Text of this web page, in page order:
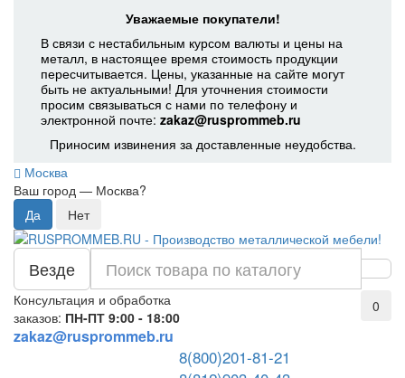
Уважаемые покупатели!
В связи с нестабильным курсом валюты и цены на
металл, в настоящее время стоимость продукции
пересчитывается. Цены, указанные на сайте могут
быть не актуальными! Для уточнения стоимости
просим связываться с нами по телефону и
электронной почте: zakaz@rusprommeb.ru
Приносим извинения за доставленные неудобства.
Москва
Ваш город — Москва?
Везде
Консультация и обработка
заказов: ПН-ПТ 9:00 - 18:00
zakaz@rusprommeb.ru
8(800)201-81-21
0